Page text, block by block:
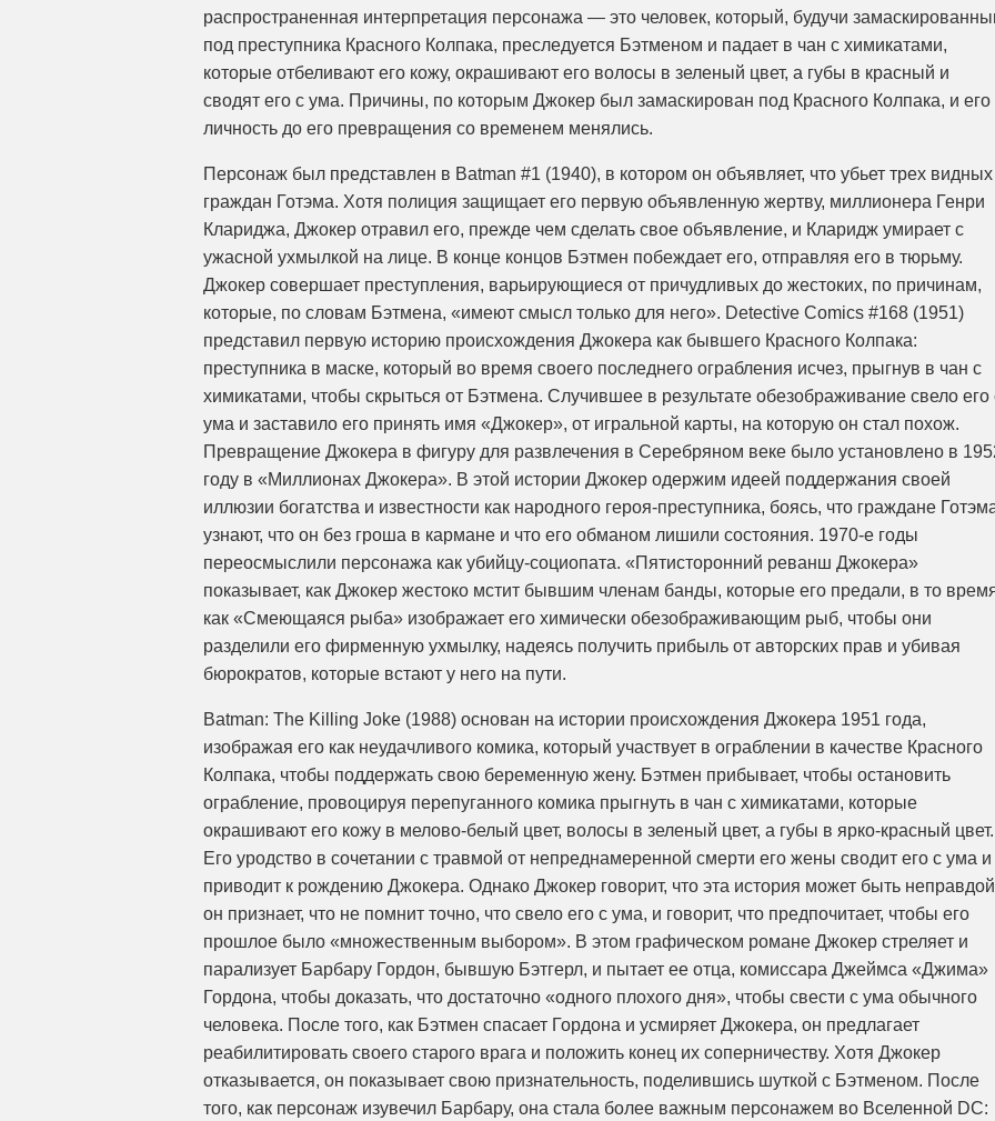
распространенная интерпретация персонажа — это человек, который, будучи
под преступника Красного Колпака, преследуется Бэтменом и падает в чан с химикатами,
которые отбеливают его кожу, окрашивают его волосы в зеленый цвет, а губы в красный и
сводят его с ума. Причины, по которым Джокер был замаскирован под Красного Колпака, и его
личность до его превращения со временем менялись.
Персонаж был представлен в Batman #1 (1940), в котором он объявляет, что убьет трех видных
граждан Готэма. Хотя полиция защищает его первую объявленную жертву, миллионера Генри
Клариджа, Джокер отравил его, прежде чем сделать свое объявление, и Кларидж умирает с
ужасной ухмылкой на лице. В конце концов Бэтмен побеждает его, отправляя его в тюрьму.
Джокер совершает преступления, варьирующиеся от причудливых до жестоких, по причинам,
которые, по словам Бэтмена, «имеют смысл только для него». Detective Comics #168 (1951)
представил первую историю происхождения Джокера как бывшего Красного Колпака:
преступника в маске, который во время своего последнего ограбления исчез, прыгнув в чан с
химикатами, чтобы скрыться от Бэтмена. Случившее в результате обезображивание свело его
ума и заставило его принять имя «Джокер», от игральной карты, на которую он стал похож.
Превращение Джокера в фигуру для развлечения в Серебряном веке было установлено в
году в «Миллионах Джокера». В этой истории Джокер одержим идеей поддержания своей
иллюзии богатства и известности как народного героя-преступника, боясь, что граждане
узнают, что он без гроша в кармане и что его обманом лишили состояния. 1970-е годы
переосмыслили персонажа как убийцу-социопата. «Пятисторонний реванш Джокера»
показывает, как Джокер жестоко мстит бывшим членам банды, которые его предали, в то
как «Смеющаяся рыба» изображает его химически обезображивающим рыб, чтобы они
разделили его фирменную ухмылку, надеясь получить прибыль от авторских прав и убивая
бюрократов, которые встают у него на пути.
Batman: The Killing Joke (1988) основан на истории происхождения Джокера 1951 года,
изображая его как неудачливого комика, который участвует в ограблении в качестве Красного
Колпака, чтобы поддержать свою беременную жену. Бэтмен прибывает, чтобы остановить
ограбление, провоцируя перепуганного комика прыгнуть в чан с химикатами, которые
окрашивают его кожу в мелово-белый цвет, волосы в зеленый цвет, а губы в ярко-красный цвет.
Его уродство в сочетании с травмой от непреднамеренной смерти его жены сводит его с ума и
приводит к рождению Джокера. Однако Джокер говорит, что эта история может быть
он признает, что не помнит точно, что свело его с ума, и говорит, что предпочитает, чтобы его
прошлое было «множественным выбором». В этом графическом романе Джокер стреляет и
парализует Барбару Гордон, бывшую Бэтгерл, и пытает ее отца, комиссара Джеймса «Джима»
Гордона, чтобы доказать, что достаточно «одного плохого дня», чтобы свести с ума обычного
человека. После того, как Бэтмен спасает Гордона и усмиряет Джокера, он предлагает
реабилитировать своего старого врага и положить конец их соперничеству. Хотя Джокер
отказывается, он показывает свою признательность, поделившись шуткой с Бэтменом. После
того, как персонаж изувечил Барбару, она стала более важным персонажем во Вселенной DC: